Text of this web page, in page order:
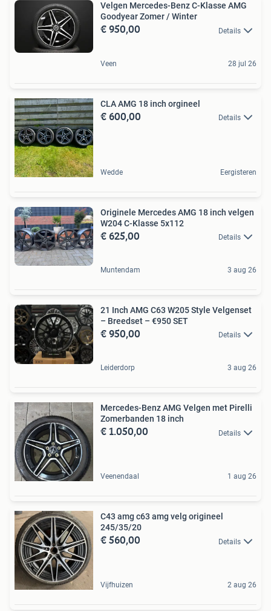
Velgen Mercedes-Benz C-Klasse AMG
Goodyear Zomer / Winter
€ 950,00 Details
Veen 28 jul 26
CLA AMG 18 inch orgineel
€ 600,00 Details
Wedde Eergisteren
Originele Mercedes AMG 18 inch velgen
W204 C-Klasse 5x112
€ 625,00 Details
Muntendam 3 aug 26
21 Inch AMG C63 W205 Style Velgenset
– Breedset – €950 SET
€ 950,00 Details
Leiderdorp 3 aug 26
Mercedes-Benz AMG Velgen met Pirelli
Zomerbanden 18 inch
€ 1.050,00 Details
Veenendaal 1 aug 26
C43 amg c63 amg velg origineel
245/35/20
€ 560,00 Details
Vijfhuizen 2 aug 26